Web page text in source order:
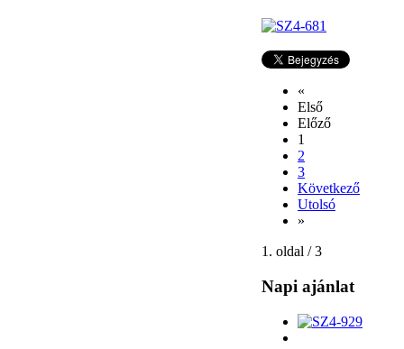
«
Első
Előző
1
2
3
Következő
Utolsó
»
1. oldal / 3
Napi ajánlat